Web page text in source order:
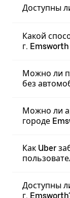
Доступны
Какой
г.
Можно ли
без
Можно ли
городе
Как Uber
Доступны
г.